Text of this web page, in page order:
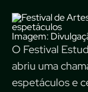
Imagem:
O Festival
abriu uma
espetáculos e